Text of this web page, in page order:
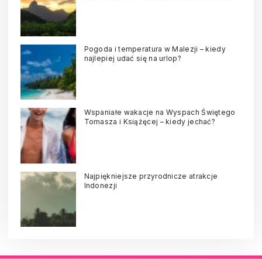
Pogoda i temperatura w Malezji – kiedy
najlepiej udać się na urlop?
Wspaniałe wakacje na Wyspach Świętego
Tomasza i Książęcej – kiedy jechać?
Najpiękniejsze przyrodnicze atrakcje
Indonezji